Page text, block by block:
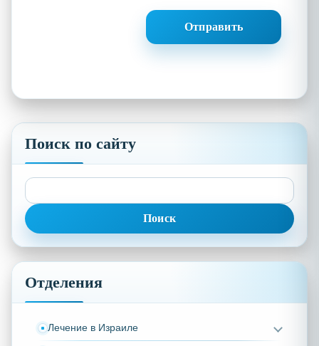
Поиск по сайту
Найти:
Отделения
Лечение в Израиле